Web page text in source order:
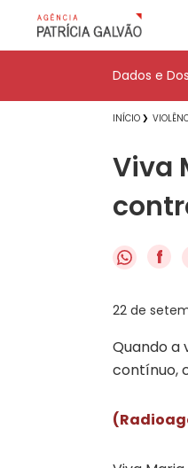
Dados e
INÍCIO
Viva
f
22 de
Quando a
contínuo,